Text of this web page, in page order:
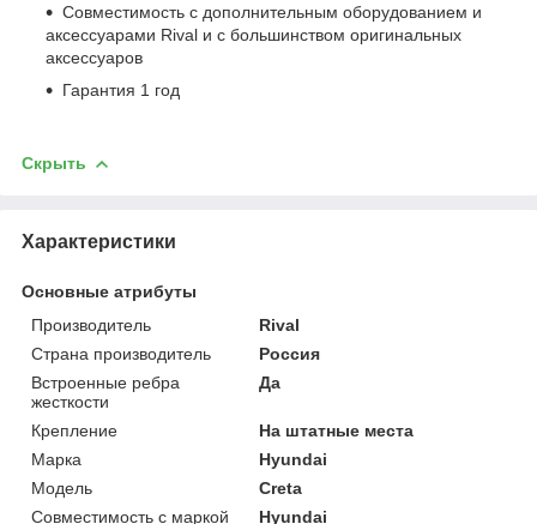
Совместимость с дополнительным оборудованием и
аксессуарами Rival и с большинством оригинальных
аксессуаров
Гарантия 1 год
Скрыть
Характеристики
Основные атрибуты
Производитель
Rival
Страна производитель
Россия
Встроенные ребра
жесткости
Да
Крепление
На штатные места
Марка
Hyundai
Модель
Creta
Совместимость с маркой
Hyundai